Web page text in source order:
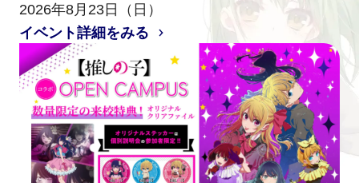
2026年8月23日（日）
イベント詳細をみる